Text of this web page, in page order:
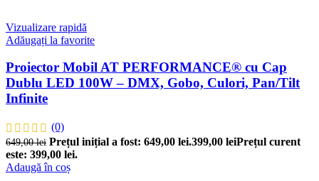
Vizualizare rapidă
Adăugați la favorite
Proiector Mobil AT PERFORMANCE® cu Cap
Dublu LED 100W – DMX, Gobo, Culori, Pan/Tilt
Infinite
(0)
649,00lei Prețul inițial a fost: 649,00 lei.399,00 leiPrețul curent
este: 399,00 lei.
Adaugă în coș